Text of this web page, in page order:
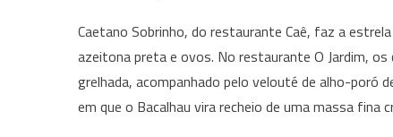
Caetano Sobrinho, do restaurante Caê, faz a
azeitona preta e ovos. No restaurante O Jardim,
grelhada, acompanhado pelo velouté de alho-poró
em que o Bacalhau vira recheio de uma massa